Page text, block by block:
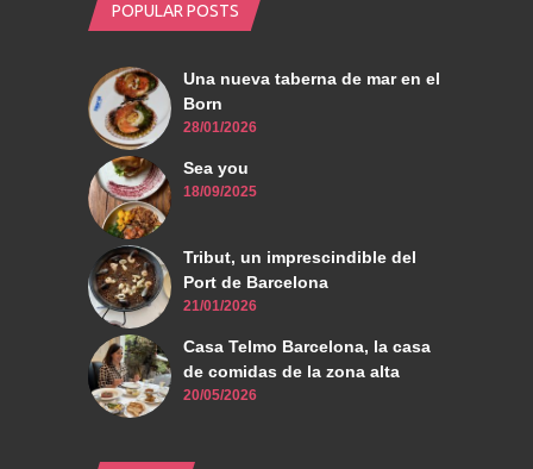
POPULAR POSTS
Una nueva taberna de mar en el
Born
28/01/2026
Sea you
18/09/2025
Tribut, un imprescindible del
Port de Barcelona
21/01/2026
Casa Telmo Barcelona, la casa
de comidas de la zona alta
20/05/2026